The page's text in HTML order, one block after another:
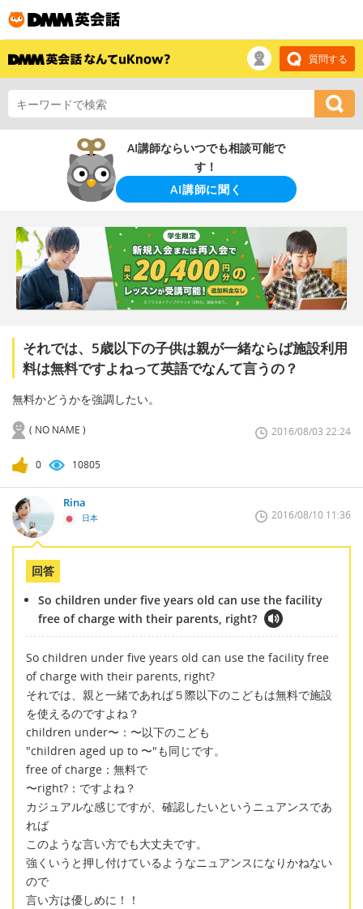
質問する
AI講師ならいつでも相談可能で
す！
AI講師に聞く
それでは、5歳以下の子供は親が一緒ならば施設利用
料は無料ですよねって英語でなんて言うの？
無料かどうかを強調したい。
( NO NAME ) 2016/08/03 22:24
0 10805
Rina
日本 2016/08/10 11:36
回答
So children under five years old can use the facility
free of charge with their parents, right?
So children under five years old can use the facility free
of charge with their parents, right?
それでは、親と一緒であれば５際以下のこどもは無料で施設
を使えるのですよね？
children under〜：〜以下のこども
"children aged up to 〜"も同じです。
free of charge：無料で
〜right?：ですよね？
カジュアルな感じですが、確認したいというニュアンスであ
れば
このような言い方でも大丈夫です。
強くいうと押し付けているようなニュアンスになりかねない
ので
言い方は優しめに！！